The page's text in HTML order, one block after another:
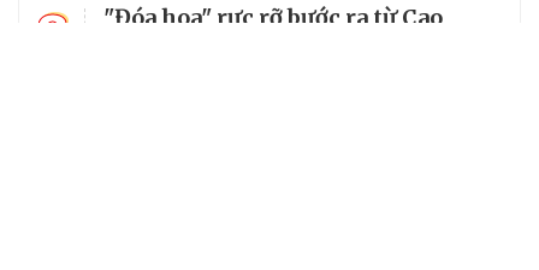
3
"Đóa hoa" rực rỡ bước ra từ Cao